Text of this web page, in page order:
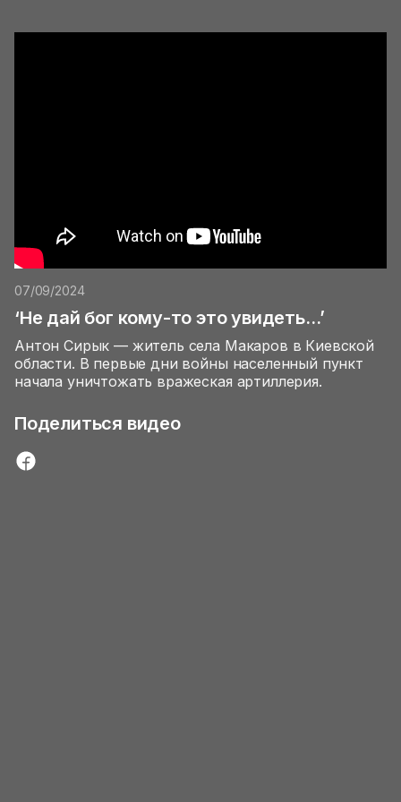
07/09/2024
‘Не дай бог кому-то это увидеть…’
Антон Сирык — житель села Макаров в Киевской
области. В первые дни войны населенный пункт
начала уничтожать вражеская артиллерия.
Поделиться видео